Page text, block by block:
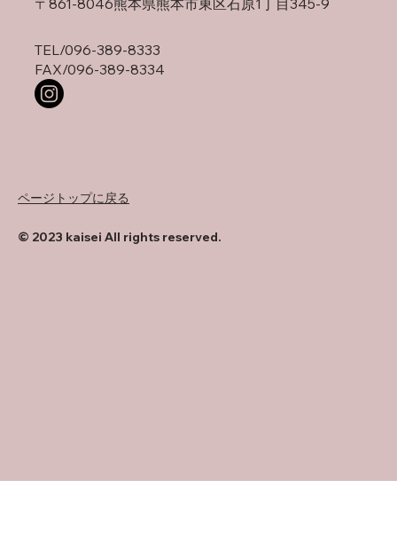
〒861-8046熊本県熊本市東区石原1丁目345-9
TEL/096-389-8333
FAX/096-389-8334
© 2023 kaisei All rights reserved.
ページトップに戻る